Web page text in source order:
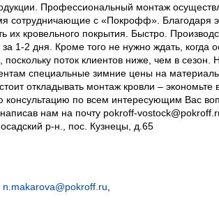
Профессиональный монтаж
сотрудничающие с «Покрофф». Благодаря
их кровельного покрытия. Быстро.
1-2 дня. Кроме того не нужно ждать, когда
поток клиентов ниже, чем в сезон.
специальные зимние цены на
откладывать монтаж кровли – экономьте
по всем интересующим Вас
нам на почту pokroff-
р-н., пос. Кузнецы, д.65
n.makarova@pokroff.ru